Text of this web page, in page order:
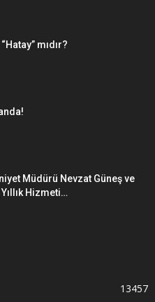
mıdır?
Müdürü Nevzat Güneş ve
Hizmeti…
13457